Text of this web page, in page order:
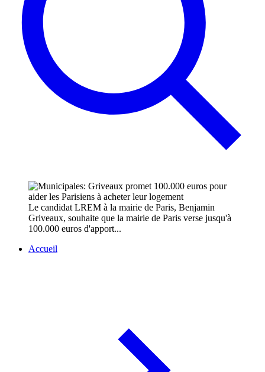
Le candidat LREM à la mairie de Paris, Benjamin
Griveaux, souhaite que la mairie de Paris verse jusqu'à
100.000 euros d'apport...
Accueil